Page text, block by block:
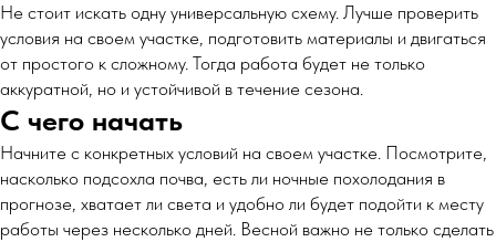
Не стоит искать одну универсальную схему. Лучше проверить
условия на своем участке, подготовить материалы и двигаться
от простого к сложному. Тогда работа будет не только
аккуратной, но и устойчивой в течение сезона.
С чего начать
Начните с конкретных условий на своем участке. Посмотрите,
насколько подсохла почва, есть ли ночные похолодания в
прогнозе, хватает ли света и удобно ли будет подойти к месту
работы через несколько дней. Весной важно не только сделать